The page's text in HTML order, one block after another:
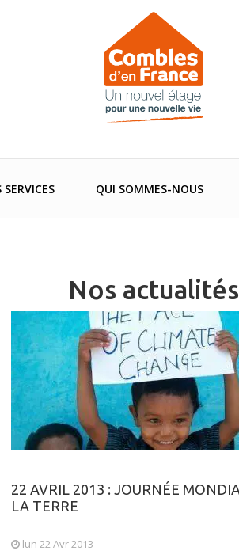
SERVICES QUI SOMMES-NOUS
Nos actualités
22 AVRIL 2013 : JOURNÉE
LA TERRE
lun 22 Avr 2013